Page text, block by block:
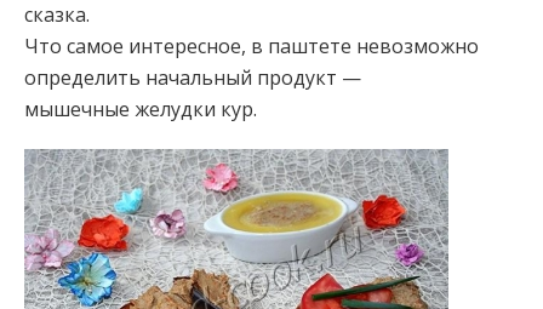
сказка.
Что самое интересное, в паштете невозможно
определить начальный продукт —
мышечные желудки кур.